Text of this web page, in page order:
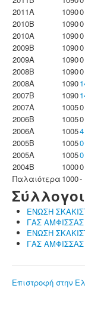
2011A
10900
2010B
10900
2010A
10900
2009B
10900
2009A
10900
2008B
10900
2008A
1090
2007B
1090
2007A
10050
2006B
10050
2006A
10054
2005B
10050
2005A
10050
2004B
10000
Παλαιότερα 1000-
Σύλλογοι
ΕΝΩΣΗ
ΓΑΣ ΑΜΦΙΣΣΑΣ
ΕΝΩΣΗ
ΓΑΣ ΑΜΦΙΣΣΑΣ
Επιστροφή στην